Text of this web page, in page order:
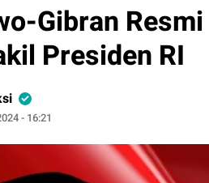
Gibran
Presiden RI
- 16:21